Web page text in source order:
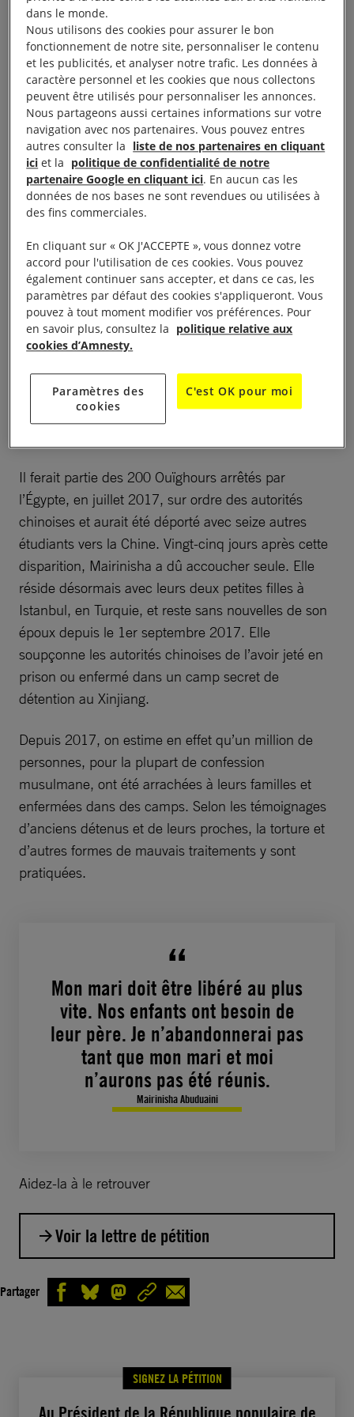
leur deuxième enfant lorsque Yiliyasijiang a disparu.
Le visionnage de cette vidéo entraîne un
dépôt de cookies de la part de YouTube. Si
vous souhaitez lire la vidéo, vous devez
consentir aux cookies pour une publicité
ciblée en cliquant sur le bouton ci-dessous.
Accepter les cookies
Il ferait partie des 200 Ouïghours arrêtés par
l’Égypte, en juillet 2017, sur ordre des autorités
chinoises et aurait été déporté avec seize autres
étudiants vers la Chine. Vingt-cinq jours après cette
disparition, Mairinisha a dû accoucher seule. Elle
réside désormais avec leurs deux petites filles à
Istanbul, en Turquie, et reste sans nouvelles de son
époux depuis le 1er septembre 2017. Elle
soupçonne les autorités chinoises de l’avoir jeté en
prison ou enfermé dans un camp secret de
détention au Xinjiang.
Depuis 2017, on estime en effet qu’un million de
personnes, pour la plupart de confession
musulmane, ont été arrachées à leurs familles et
enfermées dans des camps. Selon les témoignages
d’anciens détenus et de leurs proches, la torture et
d’autres formes de mauvais traitements y sont
pratiquées.
Mon mari doit être libéré au plus
vite. Nos enfants ont besoin de
leur père. Je n’abandonnerai pas
tant que mon mari et moi
n’aurons pas été réunis.
Mairinisha Abuduaini
Aidez-la à le retrouver
Voir la lettre de pétition
Monsieur le Président,
(Égypte), et appartiennent à la minorité des
Ouïghours de la région autonome du Xinjiang,
Partager
SIGNEZ LA PÉTITION
Au Président de la République populaire de
dans le monde.
Nous utilisons des cookies pour assurer le bon
fonctionnement de notre site, personnaliser le contenu
et les publicités, et analyser notre trafic. Les données à
caractère personnel et les cookies que nous collectons
peuvent être utilisés pour personnaliser les annonces.
Nous partageons aussi certaines informations sur votre
navigation avec nos partenaires. Vous pouvez entres
autres consulter la liste de nos partenaires en cliquant
ici et la politique de confidentialité de notre
partenaire Google en cliquant ici. En aucun cas les
données de nos bases ne sont revendues ou utilisées à
des fins commerciales.
En cliquant sur « OK J'ACCEPTE », vous donnez votre
accord pour l'utilisation de ces cookies. Vous pouvez
également continuer sans accepter, et dans ce cas, les
paramètres par défaut des cookies s'appliqueront. Vous
pouvez à tout moment modifier vos préférences. Pour
en savoir plus, consultez la politique relative aux
cookies d’Amnesty.
Paramètres des
cookies
C'est OK pour moi